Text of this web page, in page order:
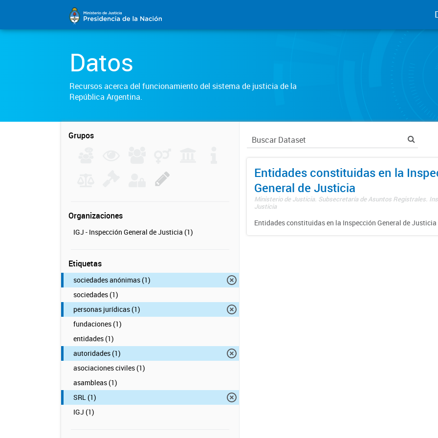
Datos
Recursos acerca del funcionamiento del sistema de justicia de la
República Argentina.
Grupos
Organizaciones
IGJ - Inspección General de Justicia (1)
Etiquetas
sociedades anónimas (1)
sociedades (1)
personas jurídicas (1)
fundaciones (1)
entidades (1)
autoridades (1)
asociaciones civiles (1)
asambleas (1)
SRL (1)
IGJ (1)
Entidades constituidas en la
General de Justicia
Ministerio de Justicia. Subsecretaría de Asuntos Registrales.
Justicia
Entidades constituidas en la Inspección General de Justicia